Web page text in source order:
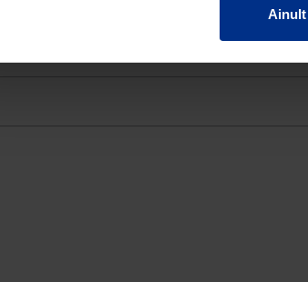
Ainult
KUMMILÄBIVIIGUTIHEND 315/340 MUST